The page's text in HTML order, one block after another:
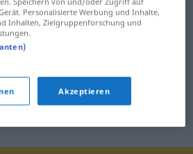
Zweck ... zweitens
Personalisierte Werbung und Inhalte,
Inhalten, Zielgruppenforschung und
Akzeptieren